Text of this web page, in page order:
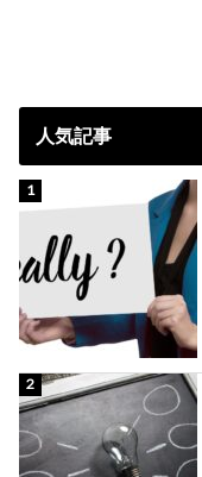
人気記事